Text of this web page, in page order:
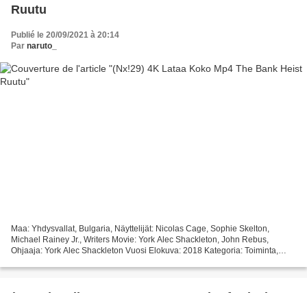
Ruutu
Publié le 20/09/2021 à 20:14
Par naruto_
Maa: Yhdysvallat, Bulgaria, Näyttelijät: Nicolas Cage, Sophie Skelton,
Michael Rainey Jr., Writers Movie: York Alec Shackleton, John Rebus,
Ohjaaja: York Alec Shackleton Vuosi Elokuva: 2018 Kategoria: Toiminta,